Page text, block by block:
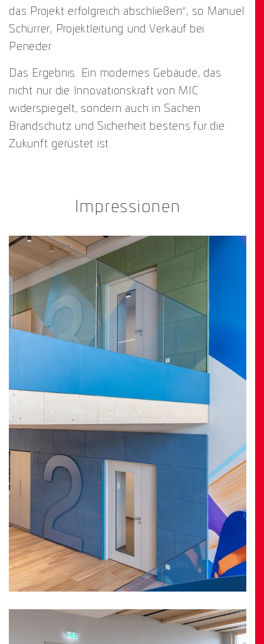
das Projekt erfolgreich abschließen“, so Manuel
Schürrer, Projektleitung und Verkauf bei
Peneder.
Das Ergebnis: Ein modernes Gebäude, das
nicht nur die Innovationskraft von MIC
widerspiegelt, sondern auch in Sachen
Brandschutz und Sicherheit bestens für die
Zukunft gerüstet ist.
Impressionen